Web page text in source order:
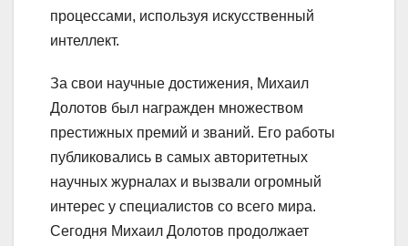
процессами, используя искусственный
интеллект.
За свои научные достижения, Михаил
Долотов был награжден множеством
престижных премий и званий. Его работы
публиковались в самых авторитетных
научных журналах и вызвали огромный
интерес у специалистов со всего мира.
Сегодня Михаил Долотов продолжает